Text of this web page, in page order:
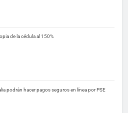
de la cédula al 150%
podrán hacer pagos seguros en línea por PSE